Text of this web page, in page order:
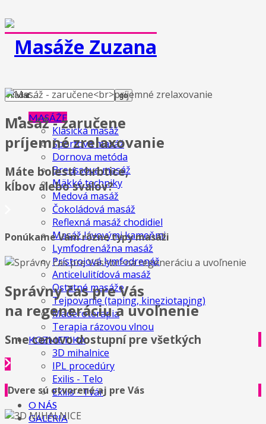
MASÁŽE
Klasická masáž
Športová masáž
Dornova metóda
Breussova masáž
Mäkké techniky
Medová masáž
Čokoládová masáž
Reflexná masáž chodidiel
Masáž lávovými kameňmi
Lymfodrenážna masáž
Prístrojová lymfodrenáž
Anticelulitídová masáž
Ostatné masáže
Tejpovanie (taping, kineziotaping)
Maderoterapia
Terapia rázovou vlnou
KOZMETIKA
3D mihalnice
IPL procedúry
Exilis - Telo
Exilis - Tvár
O NÁS
GALÉRIA
Masáž - zaručene
príjemné zrelaxovanie
Máte bolesti chrbtice,
kĺbov alebo svalov?
Ponúkame Vám rôzne typy masáži
Správny čas pre Vás
na regeneráciu a uvoľnenie
Sme cenovo dostupní pre všetkých
Dvere sú otvorené aj pre Vás